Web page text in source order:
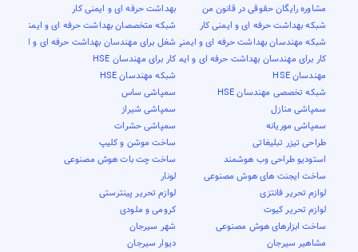
مشاوره رایگان حقوقی در قانون من
بهداشت حرفه ای و ایمنی کار
شبکه بهداشت حرفه ای و ایمنی کار
شبکه متخصصان بهداشت حرفه ای و ایمنی کار
شبکه مهندسان بهداشت حرفه ای و ایمنی کارشغل برای مهندسان بهداشت حرفه ای و ایمنی
کار برای مهندسان بهداشت حرفه ای و ایمنی کارکار برای مهندسان HSE
مهندسان HSE
شبکه مهندسان HSE
شبکه تخصصی مهندسان HSE
سمپاشی ساس
سمپاشی منازل
سمپاشی شیراز
سمپاشی موریانه
سمپاشی حشرات
طراحی تیزر تبلیغاتی
ساخت موشن و کلیپ
استودیو طراحی وب هوشمند
ساخت چت بات هوش مصنوعی
ساخت ایجنت های هوش مصنوعی
لونار
لوازم تحریر فانتزی
لوازم تحریر پینترستی
لوازم تحریر کیوت
کرومی و ملودی
ساخت ابزارهای هوش مصنوعی
شهر سیرجان
مشاهیر سیرجان
دیوار سیرجان